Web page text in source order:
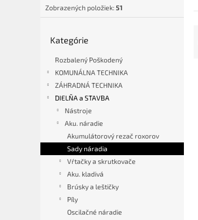
Zobrazených položiek:51
kategórie
Kategórie
Rozbalený Poškodený
KOMUNÁLNA TECHNIKA
ZÁHRADNÁ TECHNIKA
DIELŇA a STAVBA
Nástroje
Aku. náradie
Akumulátorový rezač roxorov
Sady náradia
Vŕtačky a skrutkovače
Aku. kladivá
Brúsky a leštičky
Píly
Oscilačné náradie